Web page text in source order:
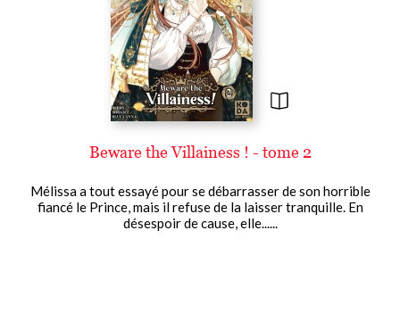
Beware the Villainess ! - tome 2
Mélissa a tout essayé pour se débarrasser de son horrible
fiancé le Prince, mais il refuse de la laisser tranquille. En
désespoir de cause, elle......